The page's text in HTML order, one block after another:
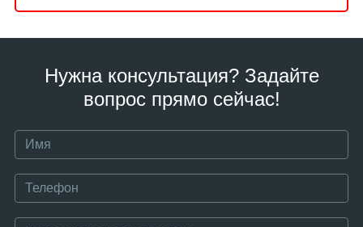
Нужна консультация? Задайте
вопрос прямо сейчас!